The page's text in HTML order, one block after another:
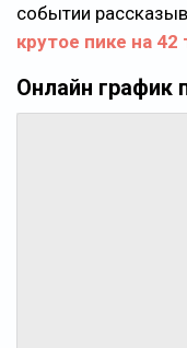
событии
крутое пике на
Онлайн график